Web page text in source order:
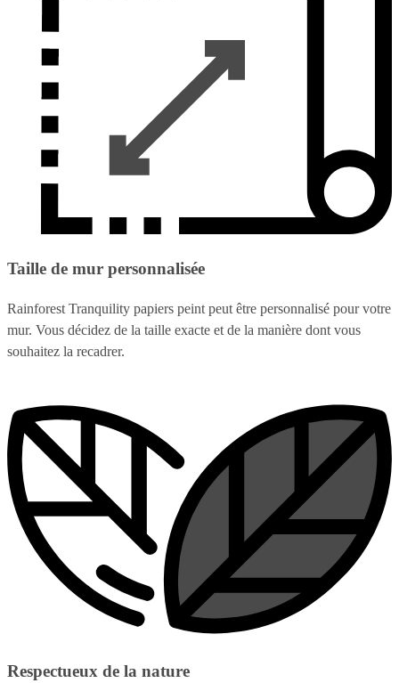
Taille de mur personnalisée
Rainforest Tranquility papiers peint peut être personnalisé pour votre
mur. Vous décidez de la taille exacte et de la manière dont vous
souhaitez la recadrer.
Respectueux de la nature